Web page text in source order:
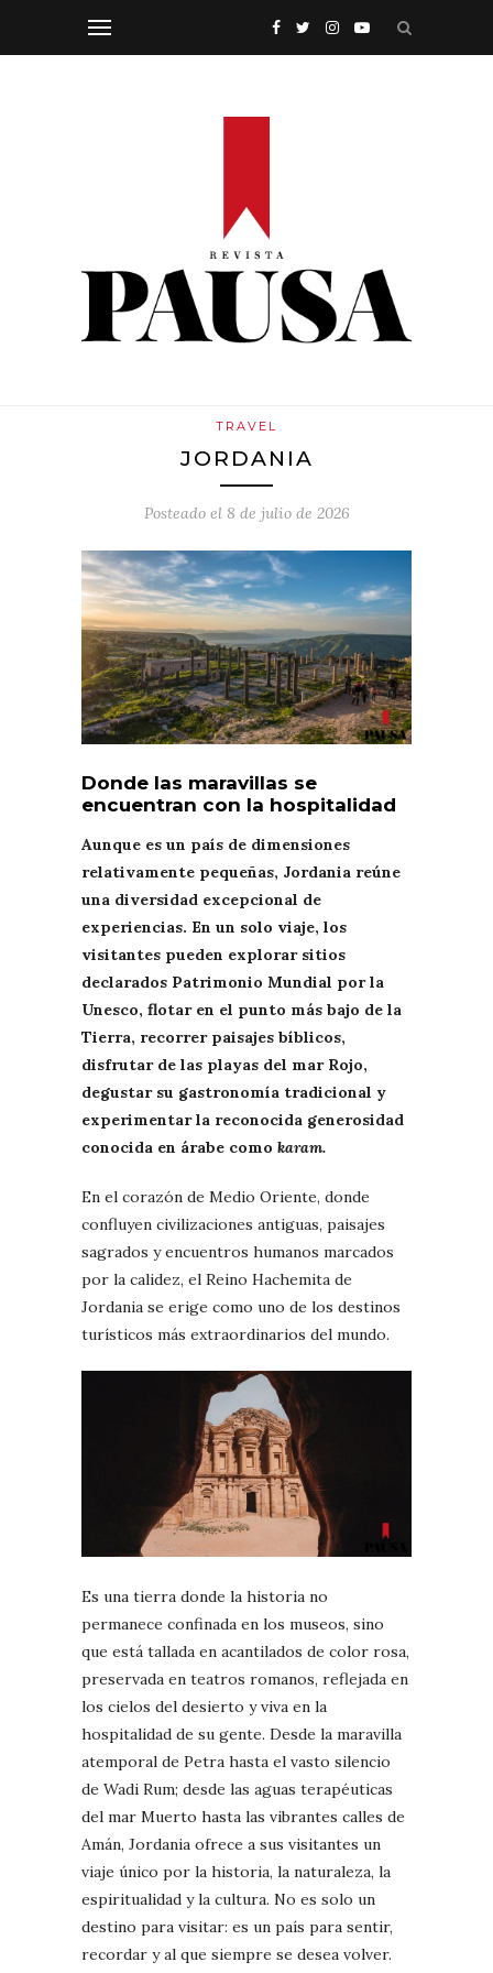
TRAVEL
JORDANIA
Posteado el 8 de julio de 2026
Donde las maravillas se
encuentran con la hospitalidad
Aunque es un país de dimensiones
relativamente pequeñas, Jordania reúne
una diversidad excepcional de
experiencias. En un solo viaje, los
visitantes pueden explorar sitios
declarados Patrimonio Mundial por la
Unesco, flotar en el punto más bajo de la
Tierra, recorrer paisajes bíblicos,
disfrutar de las playas del mar Rojo,
degustar su gastronomía tradicional y
experimentar la reconocida generosidad
conocida en árabe como karam.
En el corazón de Medio Oriente, donde
confluyen civilizaciones antiguas, paisajes
sagrados y encuentros humanos marcados
por la calidez, el Reino Hachemita de
Jordania se erige como uno de los destinos
turísticos más extraordinarios del mundo.
Es una tierra donde la historia no
permanece confinada en los museos, sino
que está tallada en acantilados de color rosa,
preservada en teatros romanos, reflejada en
los cielos del desierto y viva en la
hospitalidad de su gente. Desde la maravilla
atemporal de Petra hasta el vasto silencio
de Wadi Rum; desde las aguas terapéuticas
del mar Muerto hasta las vibrantes calles de
Amán, Jordania ofrece a sus visitantes un
viaje único por la historia, la naturaleza, la
espiritualidad y la cultura. No es solo un
destino para visitar: es un país para sentir,
recordar y al que siempre se desea volver.